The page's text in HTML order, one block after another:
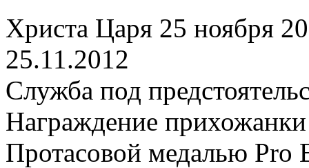
Христа Царя 25 ноября
25.11.2012
Служба под
Награждение
Протасовой медалью Pro